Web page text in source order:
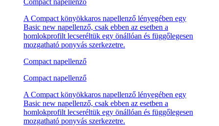
Compact napellenző
A Compact könyökkaros napellenző lényegében egy
Basic new napellenző, csak ebben az esetben a
homlokprofilt lecseréltük egy önállóan és függőlegesen
mozgatható ponyvás szerkezetre.
Compact napellenző
Compact napellenző
A Compact könyökkaros napellenző lényegében egy
Basic new napellenző, csak ebben az esetben a
homlokprofilt lecseréltük egy önállóan és függőlegesen
mozgatható ponyvás szerkezetre.